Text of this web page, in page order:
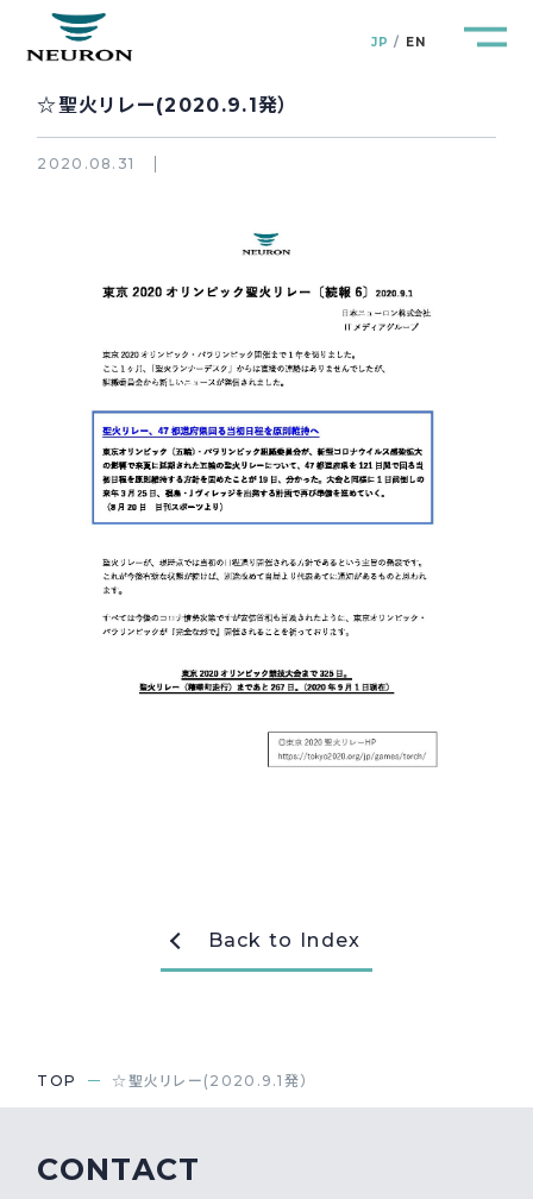
JP EN
Pipeline Resilience Lab.
企業情報 Company
製品＆サービス Products&Service
研究開発 R&D
新着情報 News&Topics
採用情報 Recruit
お問い合わせ
webカタログ
☆聖火リレー(2020.9.1発）
2020.08.31
Back to Index
TOP ☆聖火リレー(2020.9.1発）
CONTACT